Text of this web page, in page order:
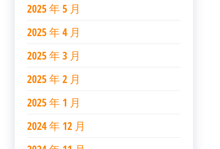
2025 年 5 月
2025 年 4 月
2025 年 3 月
2025 年 2 月
2025 年 1 月
2024 年 12 月